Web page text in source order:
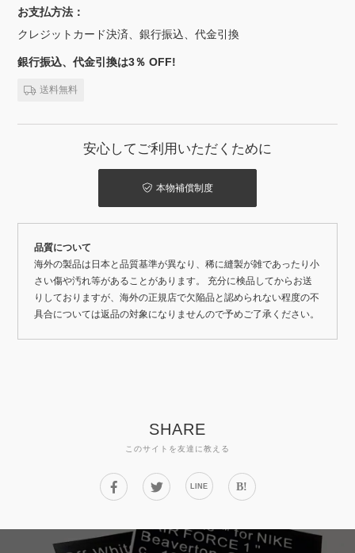
お支払方法：
クレジットカード決済、銀行振込、代金引換
銀行振込、代金引換は3％ OFF!
送料無料
安心してご利用いただくために
本物補償制度
品質について
海外の製品は日本と品質基準が異なり、稀に縫製が雑であったり小
さい傷や汚れ等があることがあります。 充分に検品してからお送
りしておりますが、海外の正規店で欠陥品と認められない程度の不
具合については返品の対象になりませんので予めご了承ください。
SHARE
このサイトを友達に教える
LINE B!